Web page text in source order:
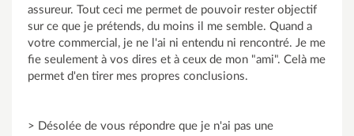
assureur. Tout ceci me permet de pouvoir rester objectif
sur ce que je prétends, du moins il me semble. Quand a
votre commercial, je ne l'ai ni entendu ni rencontré. Je me
fie seulement à vos dires et à ceux de mon "ami". Celà me
permet d'en tirer mes propres conclusions.
> Désolée de vous répondre que je n'ai pas une